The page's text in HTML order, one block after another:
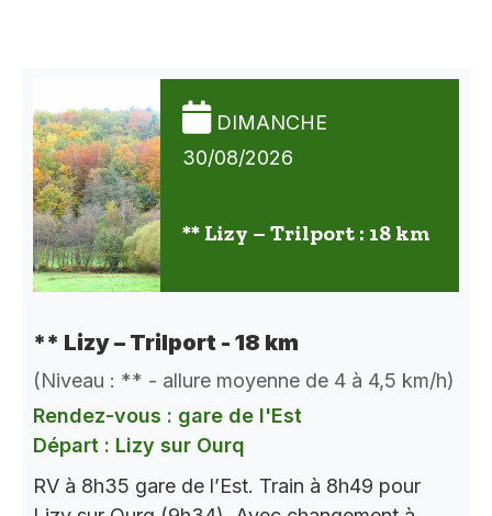
DIMANCHE
30/08/2026
** Lizy – Trilport : 18 km
** Lizy – Trilport - 18 km
(Niveau : ** - allure moyenne de 4 à 4,5 km/h)
Rendez-vous : gare de l'Est
Départ : Lizy sur Ourq
RV à 8h35 gare de l’Est. Train à 8h49 pour